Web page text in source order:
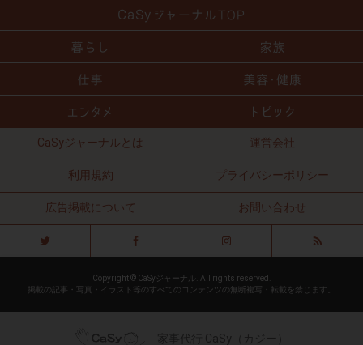
CaSyジャーナルとは 運営会社
利用規約 プライバシーポリシー
広告掲載について お問い合わせ
Copyright © CaSyジャーナル. All rights reserved.
掲載の記事・写真・イラスト等のすべてのコンテンツの無断複写・転載を禁じます。
家事代行 CaSy（カジー）